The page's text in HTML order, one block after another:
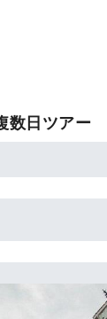
数日ツアー